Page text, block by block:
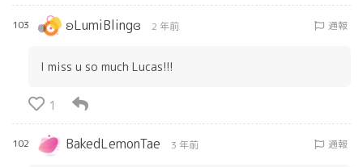
103 ʚLumiBlingɞ 2 年前 通報
I miss u so much Lucas!!!
1
102 BakedLemonTae 3 年前 通報